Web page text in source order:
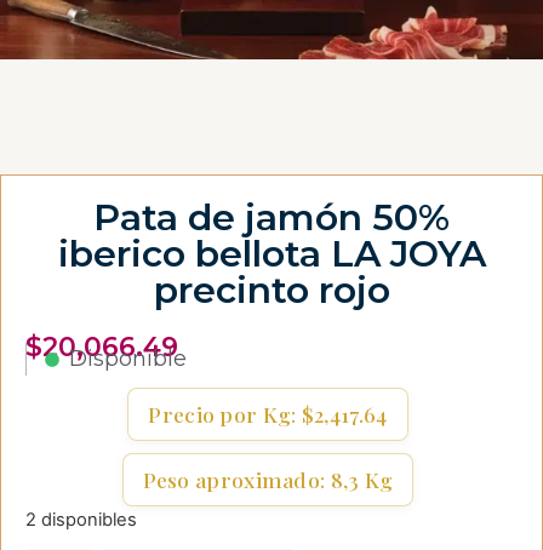
Pata de jamón 50%
iberico bellota LA JOYA
precinto rojo
$20,066.49
Disponible
Precio por Kg: $2,417.64
Peso aproximado: 8,3 Kg
2 disponibles